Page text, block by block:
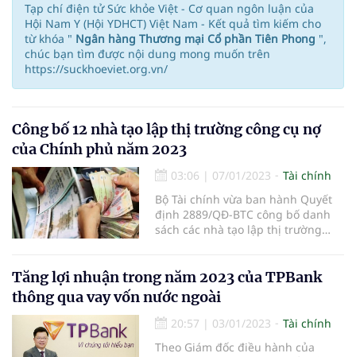
Tạp chí điện tử Sức khỏe Việt - Cơ quan ngôn luận của
Hội Nam Y (Hội YDHCT) Việt Nam - Kết quả tìm kiếm cho
từ khóa " Ngân hàng Thương mại Cổ phần Tiên Phong ",
chúc bạn tìm được nội dung mong muốn trên
https://suckhoeviet.org.vn/
Công bố 12 nhà tạo lập thị trường công cụ nợ
của Chính phủ năm 2023
03:06 | 07/01/2023
Tài chính
Bộ Tài chính vừa ban hành Quyết
định 2889/QĐ-BTC công bố danh
sách các nhà tạo lập thị trường
Tăng lợi nhuận trong năm 2023 của TPBank
thông qua vay vốn nước ngoài
20:57 | 03/01/2023
Tài chính
Theo Giám đốc điều hành của